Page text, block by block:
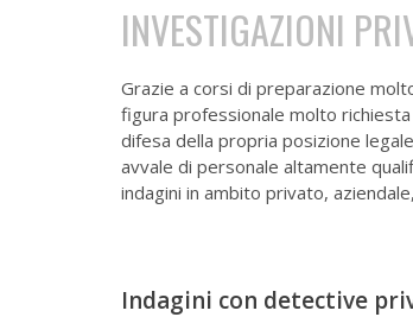
INVESTIGAZIONI
Grazie a corsi di preparazione
figura professionale molto
difesa della propria posizione
avvale di personale altamente
indagini in ambito privato,
Indagini con detective